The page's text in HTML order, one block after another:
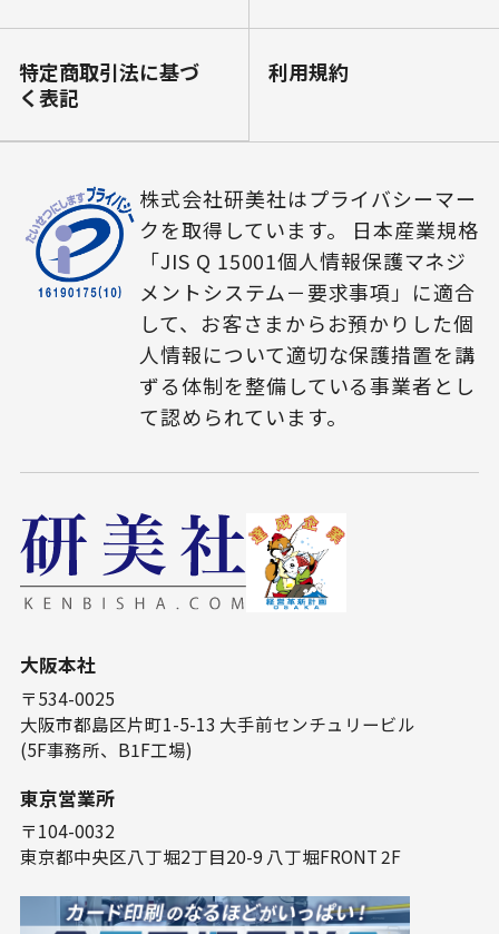
特定商取引法に基づ
く表記
利⽤規約
株式会社研美社はプライバシーマー
クを取得しています。 日本産業規格
「JIS Q 15001個人情報保護マネジ
メントシステム－要求事項」に適合
して、お客さまからお預かりした個
人情報について適切な保護措置を講
ずる体制を整備している事業者とし
て認められています。
⼤阪本社
〒534-0025
⼤阪市都島区⽚町1-5-13 ⼤⼿前センチュリービル
(5F事務所、B1F⼯場)
東京営業所
〒104-0032
東京都中央区⼋丁堀2丁⽬20-9 ⼋丁堀FRONT 2F